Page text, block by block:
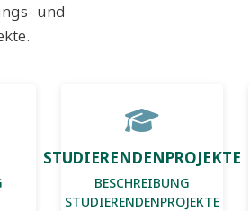
und
navigation
(2nd
level)
STUDIERENDENPROJEKTE
BESCHREIBUNG
STUDIERENDENPROJEKTE